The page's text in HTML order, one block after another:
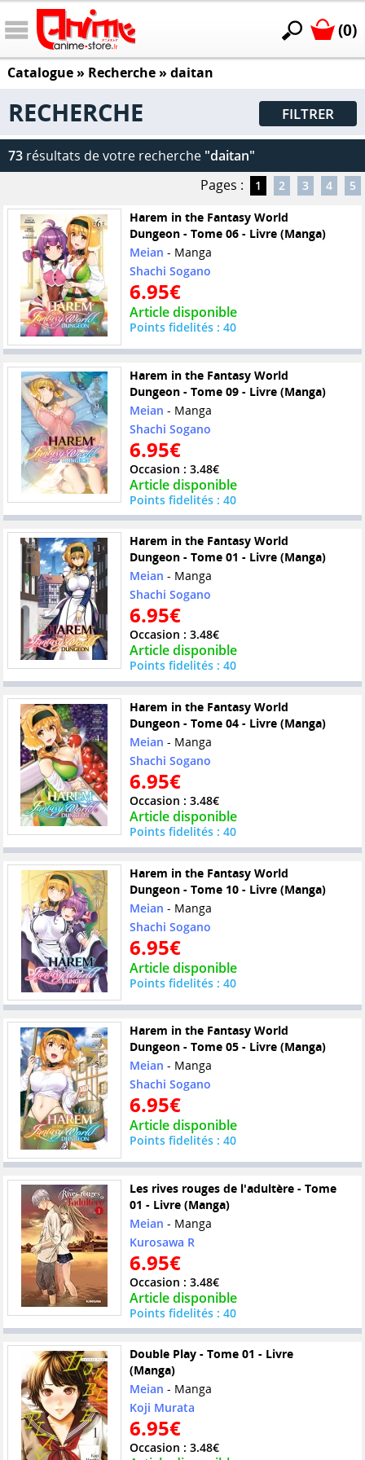
(0)
Catalogue» Recherche » daitan
RECHERCHE FILTRER
73 résultats de votre recherche "daitan"
Pages :
1 2 3 4 5
Harem in the Fantasy World
Dungeon - Tome 06 - Livre (Manga)
Meian - Manga
Shachi Sogano
6.95€
Article disponible
Points fidelités : 40
Harem in the Fantasy World
Dungeon - Tome 09 - Livre (Manga)
Meian - Manga
Shachi Sogano
6.95€
Occasion : 3.48€
Article disponible
Points fidelités : 40
Harem in the Fantasy World
Dungeon - Tome 01 - Livre (Manga)
Meian - Manga
Shachi Sogano
6.95€
Occasion : 3.48€
Article disponible
Points fidelités : 40
Harem in the Fantasy World
Dungeon - Tome 04 - Livre (Manga)
Meian - Manga
Shachi Sogano
6.95€
Occasion : 3.48€
Article disponible
Points fidelités : 40
Harem in the Fantasy World
Dungeon - Tome 10 - Livre (Manga)
Meian - Manga
Shachi Sogano
6.95€
Article disponible
Points fidelités : 40
Harem in the Fantasy World
Dungeon - Tome 05 - Livre (Manga)
Meian - Manga
Shachi Sogano
6.95€
Article disponible
Points fidelités : 40
Les rives rouges de l'adultère - Tome
01 - Livre (Manga)
Meian - Manga
Kurosawa R
6.95€
Occasion : 3.48€
Article disponible
Points fidelités : 40
Double Play - Tome 01 - Livre
(Manga)
Meian - Manga
Koji Murata
6.95€
Occasion : 3.48€